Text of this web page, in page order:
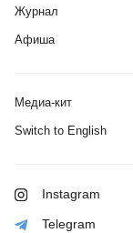
Журнал
Афиша
Медиа-кит
Switch to English
Instagram
Telegram